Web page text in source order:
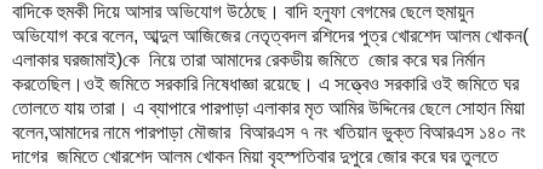
বাদিকে হুমকী দিয়ে আসার অভিযোগ উঠেছে। বাদি হনুফা বেগমের ছেলে হুমায়ুন
অভিযোগ করে বলেন, আব্দুল আজিজের নেতৃত্বদল রশিদের পুত্র খোরশেদ আলম খোকন(
এলাকার ঘরজামাই)কে নিয়ে তারা আমাদের রেকডীয় জমিতে জোর করে ঘর নির্মান
করতেছিল।ওই জমিতে সরকারি নিষেধাজ্ঞা রয়েছে। এ সত্ত্বেও সরকারি ওই জমিতে ঘর
তোলতে যায় তারা। এ ব্যাপারে পারপাড়া এলাকার মৃত আমির উদ্দিনের ছেলে সোহান মিয়া
বলেন,আমাদের নামে পারপাড়া মৌজার বিআরএস ৭ নং খতিয়ান ভুক্ত বিআরএস ১৪০ নং
দাগের জমিতে খোরশেদ আলম খোকন মিয়া বৃহস্পতিবার দুপুরে জোর করে ঘর তুলতে